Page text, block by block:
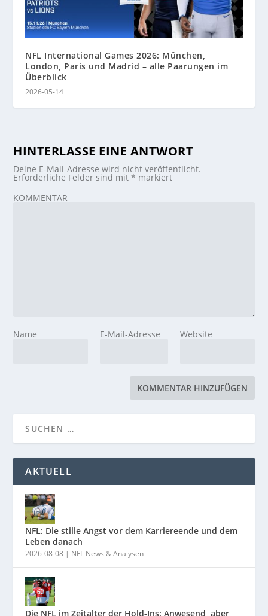
NFL International Games 2026: München,
London, Paris und Madrid – alle Paarungen im
Überblick
2026-05-14
HINTERLASSE EINE ANTWORT
Deine E-Mail-Adresse wird nicht veröffentlicht.
Erforderliche Felder sind mit* markiert
KOMMENTAR
Name E-Mail-Adresse Website
AKTUELL
NFL: Die stille Angst vor dem Karriereende und dem
Leben danach
2026-08-08 | NFL News & Analysen
Die NFL im Zeitalter der Hold-Ins: Anwesend, aber